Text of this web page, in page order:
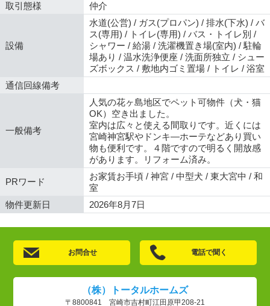
取引態様
仲介
設備
水道(公営) / ガス(プロパン) / 排水(下水) / バ
ス(専用) / トイレ(専用) / バス・トイレ別 /
シャワー / 給湯 / 洗濯機置き場(室内) / 駐輪
場あり / 温水洗浄便座 / 洗面所独立 / シュー
ズボックス / 敷地内ゴミ置場 / トイレ / 浴室
通信回線備考
一般備考
人気の花ヶ島地区でペット可物件（犬・猫
OK）空き出ました。
室内は広々と使える間取りです。近くには
宮崎神宮駅やドンキ―ホーテなどあり買い
物も便利です。４階ですので明るく開放感
があります。リフォーム済み。
PRワード
お家賃お手頃 / 神宮 / 中型犬 / 東大宮中 / 和
室
物件更新日
2026年8月7日
お問合せ 電話で聞く
（株）トータルホームズ
〒8800841 宮崎市吉村町江田原甲208-21